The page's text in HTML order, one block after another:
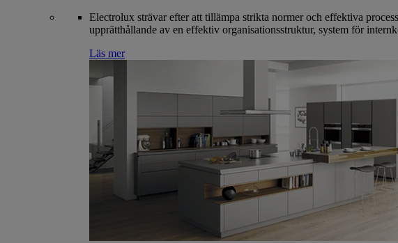
Electrolux strävar efter att tillämpa strikta normer och effektiva
upprätthållande av en effektiv organisationsstruktur, system för
Läs mer